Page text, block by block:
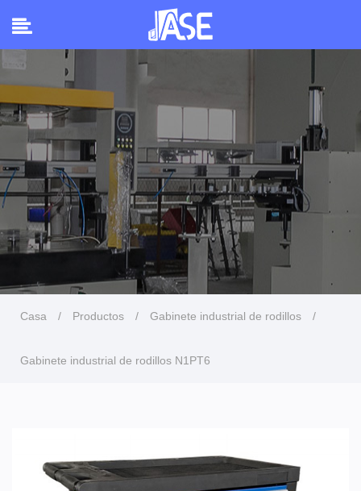
Casa / Productos / Gabinete industrial de rodillos /
Gabinete industrial de rodillos N1PT6